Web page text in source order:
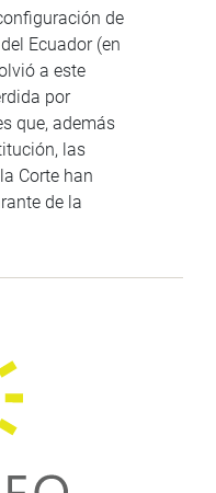
de
Ecuador (en
a este
por
que, además
las
Corte han
de la